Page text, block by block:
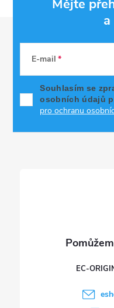
Mějte
E-mail
Souhlasím se
osobních údajů
pro ochranu
EC-